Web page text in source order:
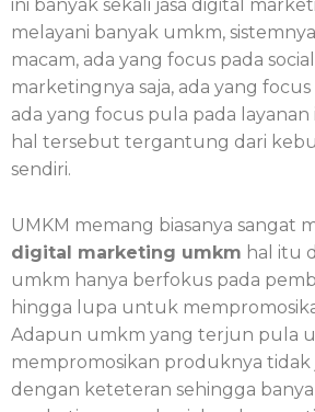
ini banyak sekali jasa digital
melayani banyak umkm,
macam, ada yang focus pada
marketingnya saja, ada yang
ada yang focus pula pada
hal tersebut tergantung dari
sendiri.
UMKM memang biasanya sangat
digital marketing umkm hal itu
umkm hanya berfokus pada
hingga lupa untuk
Adapun umkm yang terjun pula
mempromosikan produknya tidak
dengan keteteran sehingga